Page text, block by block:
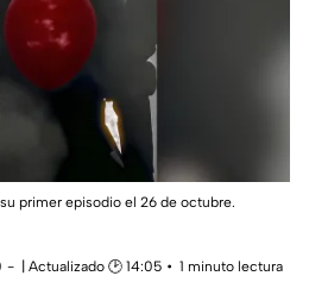
primer episodio el 26 de octubre.
| Actualizado 🕑 14:05
1 minuto lectura